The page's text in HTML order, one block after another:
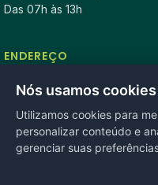
Das 07h às 13h
ENDEREÇO
Rua Antonio Tavares, n°
Mirassol D’Oeste, MT
REDES SOCIAIS
Nós usamos cookies
Utilizamos cookies para
personalizar conteúdo e
gerenciar suas